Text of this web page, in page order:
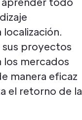
sus proyectos
los mercados
manera eficaz
el retorno de la